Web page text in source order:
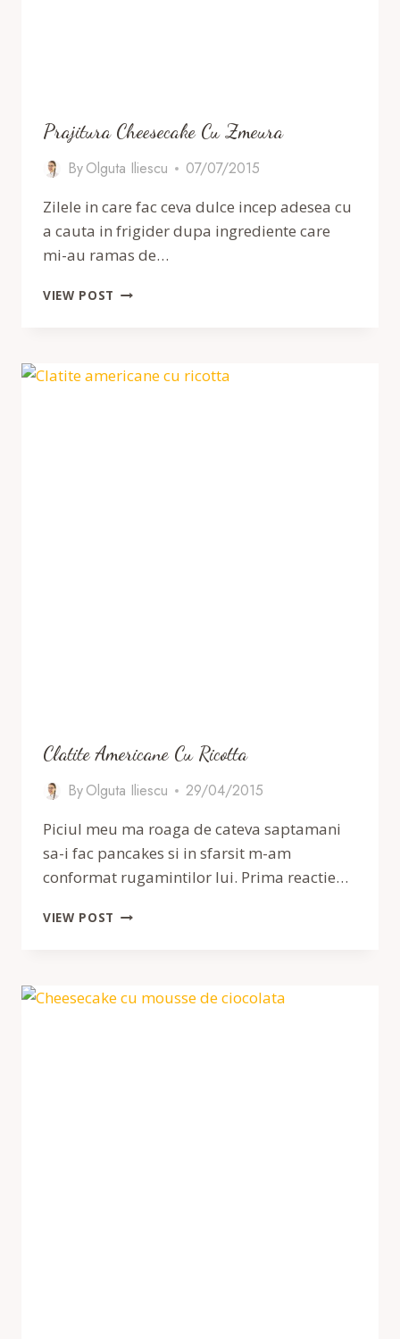
Prajitura Cheesecake Cu Zmeura
ByOlguta Iliescu
07/07/2015
Zilele in care fac ceva dulce incep adesea cu
a cauta in frigider dupa ingrediente care
mi-au ramas de…
VIEW POST PRAJITURA
Clatite Americane Cu Ricotta
ByOlguta Iliescu
29/04/2015
Piciul meu ma roaga de cateva saptamani
sa-i fac pancakes si in sfarsit m-am
conformat rugamintilor lui. Prima reactie…
VIEW POST CLATITE